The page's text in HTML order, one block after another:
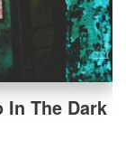
In The Dark